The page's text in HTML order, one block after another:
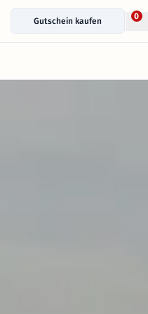
Gutschein kaufen
0